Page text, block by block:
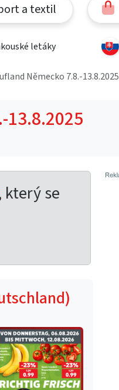
a textil
letáky
Německo 7.8.-13.8.2025
13.8.2025
který se